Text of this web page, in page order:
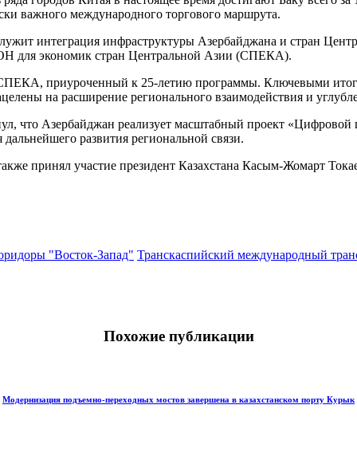
важного международного торгового маршрута.
интеграция инфраструктуры Азербайджана и стран
для экономик стран Центральной Азии (СПЕКА).
приуроченный к 25-летию программы. Ключевыми
на расширение регионального взаимодействия и
что Азербайджан реализует масштабный проект
развития региональной связи.
принял участие президент Казахстана Касым-Жомарт
"Восток-Запад" Транскаспийский международный
Похожие публикации
Модернизация подъемно-переходных мостов завершена в казахстанском порту Курык